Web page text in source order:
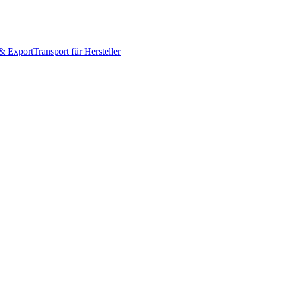
ExportTransport für Hersteller